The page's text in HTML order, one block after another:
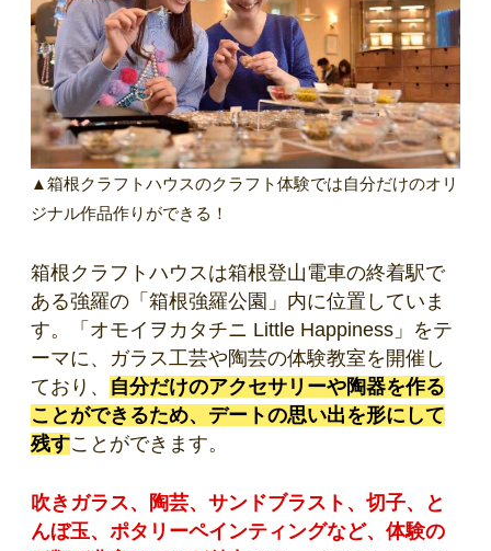
▲箱根クラフトハウスのクラフト体験では自分だけのオリ
ジナル作品作りができる！
箱根クラフトハウスは箱根登山電車の終着駅で
ある強羅の「箱根強羅公園」内に位置していま
す。「オモイヲカタチニ Little Happiness」をテ
ーマに、ガラス工芸や陶芸の体験教室を開催し
ており、 自分だけのアクセサリーや陶器を作る
ことができるため、デートの思い出を形にして
残すことができます。
吹きガラス、陶芸、サンドブラスト、切子、と
んぼ玉、ポタリーペインティングなど、体験の